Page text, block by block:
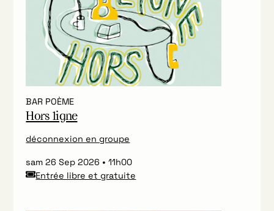
BAR POÈME
Hors ligne
déconnexion en groupe
sam 26 Sep 2026
11h00
Entrée libre et gratuite